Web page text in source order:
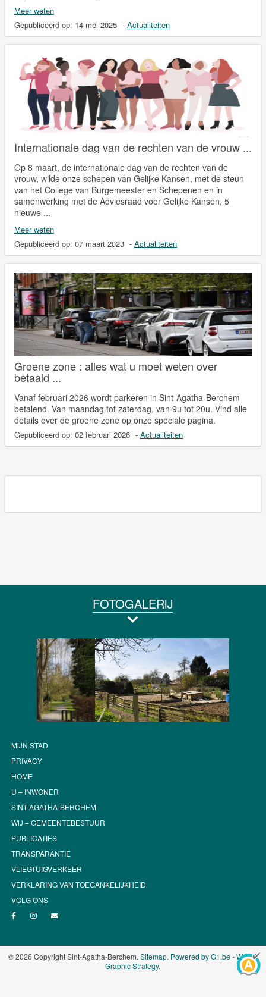
Meer weten
Gepubliceerd op: 14 mei 2025 - Actualiteiten
Internationale dag van de rechten van de vrouw ...
Op 8 maart, de internationale dag van de rechten van de
vrouw, wilde onze schepen van Gelijke Kansen, met de steun
van het College van Burgemeester en Schepenen en in
samenwerking met de Adviesraad voor Gelijke Kansen, 5
nieuwe ...
Meer weten
Gepubliceerd op: 07 maart 2023 - Actualiteiten
Groene zone : alles wat u moet weten over
betaald ...
Vanaf februari 2026 wordt parkeren in Sint-Agatha-Berchem
betalend. Van maandag tot zaterdag, van 9u tot 20u. Vind alle
details over de groene zone op onze speciale pagina.
Gepubliceerd op: 02 februari 2026 - Actualiteiten
FOTOGALERIJ
MIJN STAD
PRIVACY
HOME
U – INWONER
SINT-AGATHA-BERCHEM
WIJ – GEMEENTEBESTUUR
PUBLICATIES
TRANSPARANTIE
VLIEGTUIGVERKEER
VERKLARING VAN TOEGANKELIJKHEID
VOLG ONS
© 2026 Copyright Sint-Agatha-Berchem. Sitemap. Powered by G1.be - Web &
Graphic Strategy.